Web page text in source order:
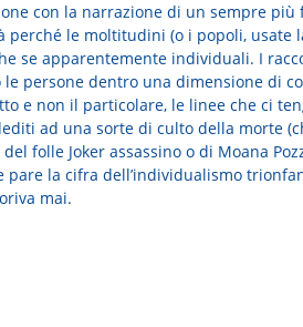
con la narrazione di un sempre
perché le moltitudini (o i popoli, usate
se apparentemente individuali. I
persone dentro una dimensione di
e non il particolare, le linee che ci
ad una sorte di culto della morte
folle Joker assassino o di Moana
la cifra dell’individualismo
mai.